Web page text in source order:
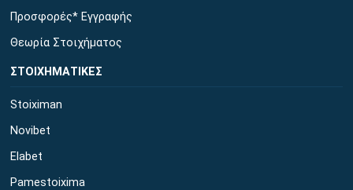
Προσφορές* Εγγραφής
Θεωρία Στοιχήματος
ΣΤΟΙΧΗΜΑΤΙΚΕΣ
Stoiximan
Novibet
Elabet
Pamestoixima